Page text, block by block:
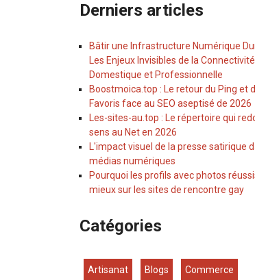
Derniers articles
Bâtir une Infrastructure Numérique Durable :
Les Enjeux Invisibles de la Connectivité
Domestique et Professionnelle
Boostmoica.top : Le retour du Ping et des
Favoris face au SEO aseptisé de 2026
Les-sites-au.top : Le répertoire qui redonne du
sens au Net en 2026
L'impact visuel de la presse satirique dans les
médias numériques
Pourquoi les profils avec photos réussissent
mieux sur les sites de rencontre gay
Catégories
Artisanat Blogs Commerce